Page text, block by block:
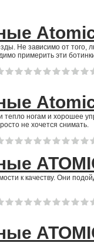
Не зависимо от
примерить эти
тепло ногам и хорошее
не хочется снимать.
к качеству. Они